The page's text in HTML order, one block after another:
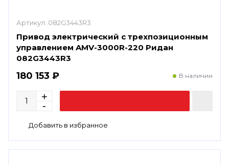
Артикул: 082G3443R3
Привод электрический с трехпозиционным
управлением AMV-3000R-220 Ридан
082G3443R3
180 153 ₽ В наличии